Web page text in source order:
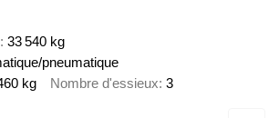
33 540 kg
pneumatique
kg Nombre d'essieux 3